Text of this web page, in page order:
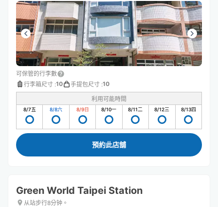
可保管的行李數
行李箱尺寸 :10 手提包尺寸 :10
利用可能時間
8/7五 8/8六 8/9日 8/10一 8/11二 8/12三 8/13四
預約此店舖
Green World Taipei Station
从站步行8分钟。